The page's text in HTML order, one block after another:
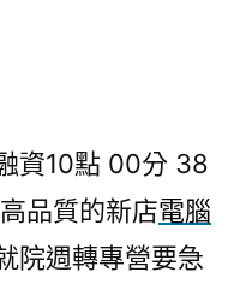
資10點 00分 38
品質的新店電腦
院週轉專營要急